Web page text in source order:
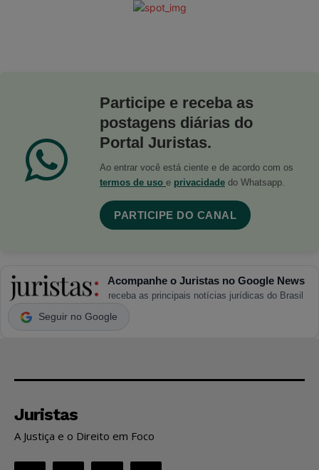
Participe e receba as
postagens diárias do
Portal Juristas.
Ao entrar você está ciente e de acordo com os
termos de uso e privacidade do Whatsapp.
PARTICIPE DO CANAL
Acompanhe o Juristas no Google News
receba as principais notícias jurídicas do Brasil
Seguir no Google
Juristas
A Justiça e o Direito em Foco